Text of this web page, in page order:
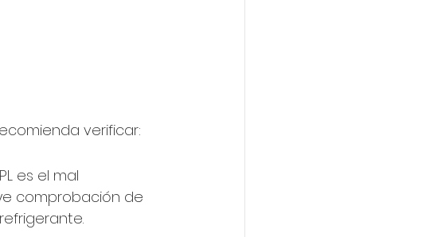
verificar:
es el mal
comprobación de